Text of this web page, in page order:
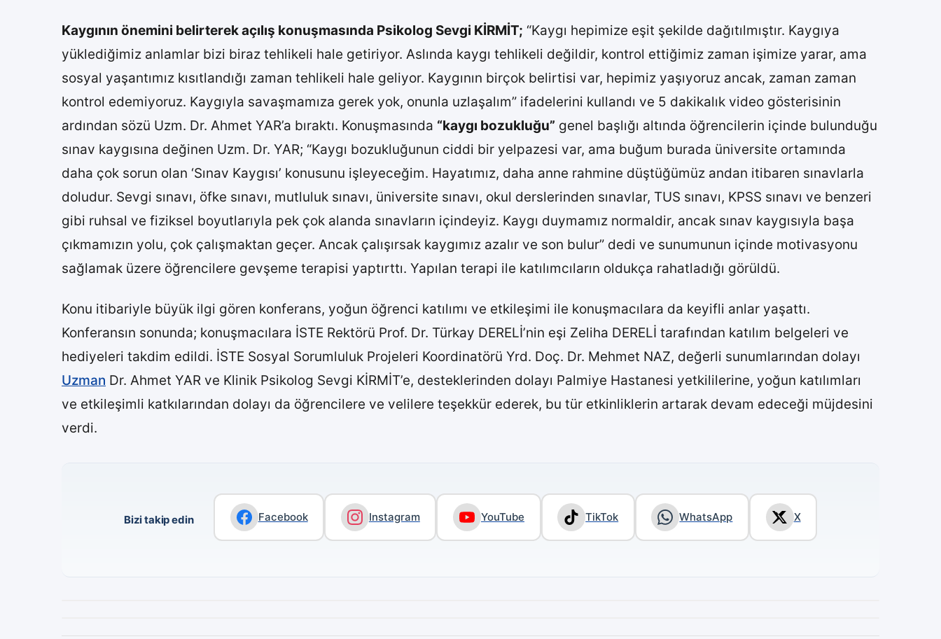
Kaygının önemini belirterek açılış konuşmasında Psikolog Sevgi KİRMİT; “Kaygı hepimize eşit şekilde dağıtılmıştır. Kaygıya
yüklediğimiz anlamlar bizi biraz tehlikeli hale getiriyor. Aslında kaygı tehlikeli değildir, kontrol ettiğimiz zaman işimize yarar, ama
sosyal yaşantımız kısıtlandığı zaman tehlikeli hale geliyor. Kaygının birçok belirtisi var, hepimiz yaşıyoruz ancak, zaman zaman
kontrol edemiyoruz. Kaygıyla savaşmamıza gerek yok, onunla uzlaşalım” ifadelerini kullandı ve 5 dakikalık video gösterisinin
ardından sözü Uzm. Dr. Ahmet YAR’a bıraktı. Konuşmasında “kaygı bozukluğu” genel başlığı altında öğrencilerin içinde bulunduğu
sınav kaygısına değinen Uzm. Dr. YAR; “Kaygı bozukluğunun ciddi bir yelpazesi var, ama buğum burada üniversite ortamında
daha çok sorun olan ‘Sınav Kaygısı’ konusunu işleyeceğim. Hayatımız, daha anne rahmine düştüğümüz andan itibaren sınavlarla
doludur. Sevgi sınavı, öfke sınavı, mutluluk sınavı, üniversite sınavı, okul derslerinden sınavlar, TUS sınavı, KPSS sınavı ve benzeri
gibi ruhsal ve fiziksel boyutlarıyla pek çok alanda sınavların içindeyiz. Kaygı duymamız normaldir, ancak sınav kaygısıyla başa
çıkmamızın yolu, çok çalışmaktan geçer. Ancak çalışırsak kaygımız azalır ve son bulur” dedi ve sunumunun içinde motivasyonu
sağlamak üzere öğrencilere gevşeme terapisi yaptırttı. Yapılan terapi ile katılımcıların oldukça rahatladığı görüldü.
Konu itibariyle büyük ilgi gören konferans, yoğun öğrenci katılımı ve etkileşimi ile konuşmacılara da keyifli anlar yaşattı.
Konferansın sonunda; konuşmacılara İSTE Rektörü Prof. Dr. Türkay DERELİ’nin eşi Zeliha DERELİ tarafından katılım belgeleri ve
hediyeleri takdim edildi. İSTE Sosyal Sorumluluk Projeleri Koordinatörü Yrd. Doç. Dr. Mehmet NAZ, değerli sunumlarından dolayı
Uzman Dr. Ahmet YAR ve Klinik Psikolog Sevgi KİRMİT’e, desteklerinden dolayı Palmiye Hastanesi yetkililerine, yoğun katılımları
ve etkileşimli katkılarından dolayı da öğrencilere ve velilere teşekkür ederek, bu tür etkinliklerin artarak devam edeceği müjdesini
verdi.
Bizi takip edin Facebook Instagram YouTube TikTok WhatsApp X